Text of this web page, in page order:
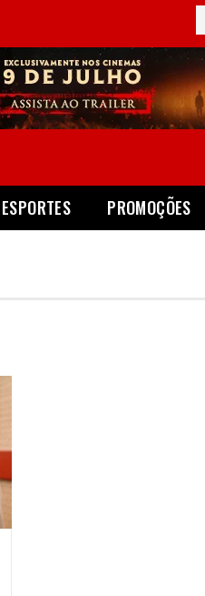
ESPORTES PROMOÇÕES